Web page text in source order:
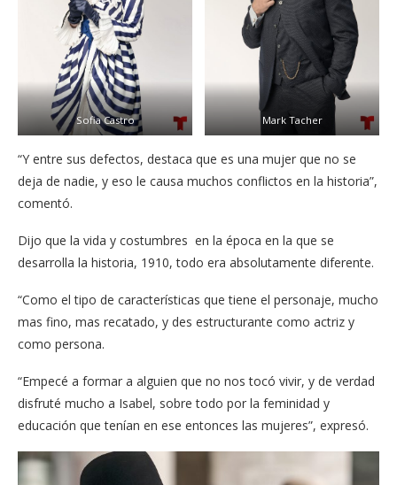
Sofia Castro Mark Tacher
“Y entre sus defectos, destaca que es una mujer que no se
deja de nadie, y eso le causa muchos conflictos en la historia”,
comentó.
Dijo que la vida y costumbres en la época en la que se
desarrolla la historia, 1910, todo era absolutamente diferente.
“Como el tipo de características que tiene el personaje, mucho
mas fino, mas recatado, y des estructurante como actriz y
como persona.
“Empecé a formar a alguien que no nos tocó vivir, y de verdad
disfruté mucho a Isabel, sobre todo por la feminidad y
educación que tenían en ese entonces las mujeres”, expresó.